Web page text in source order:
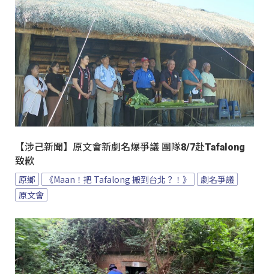
【涉己新聞】原文會新劇名爆爭議 團隊8/7赴Tafalong
致歉
原鄉 《Maan！把 Tafalong 搬到台北？！》
劇名爭議
原文會